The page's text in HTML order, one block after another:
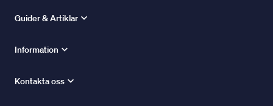
Guider & Artiklar
Information
Kontakta oss